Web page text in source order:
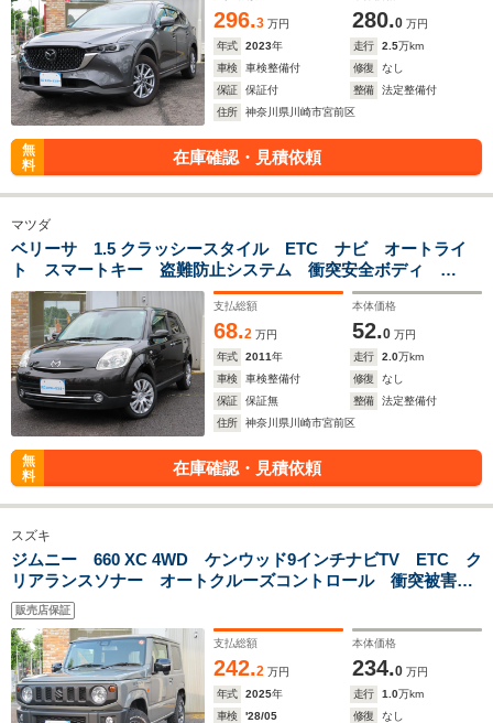
296.3 万円 280.0 万円
年式
2023年 走行 2.5万km
車検
車検整備付 修復
なし
保証
保証付 整備
法定整備付
住所
神奈川県川崎市宮前区
無
料
在庫確認・見積依頼
マツダ
ベリーサ 1.5 クラッシースタイル ETC ナビ オートライ
ト スマートキー 盗難防止システム 衝突安全ボディ
ABS エアコン パワーステアリング パワーウィンドウ 運
転席エアバッグ
支払総額
68.2 万円
本体価格
52.0 万円
年式
2011年 走行 2.0万km
車検
車検整備付 修復
なし
保証
保証無 整備
法定整備付
住所
神奈川県川崎市宮前区
無
料
在庫確認・見積依頼
スズキ
ジムニー 660 XC 4WD ケンウッド9インチナビTV ETC ク
リアランスソナー オートクルーズコントロール 衝突被害軽
減システム オートライト LEDヘッドランプ ヘッドライト
ウォッシャー スマートキー
販売店保証
支払総額
242.2 万円
本体価格
234.0 万円
年式
2025年 走行 1.0万km
車検
'28/05 修復
なし